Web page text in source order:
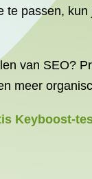
te passen,
van SEO?
meer
Keyboost-